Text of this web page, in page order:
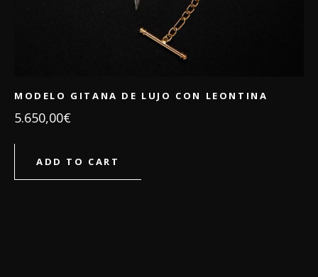
MODELO GITANA DE LUJO CON LEONTINA
5.650,00€
ADD TO CART